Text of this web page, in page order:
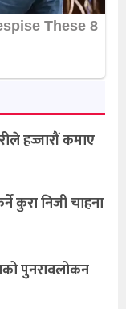
हज्जारौं कमाए
कुरा निजी चाहना
पुनरावलोकन